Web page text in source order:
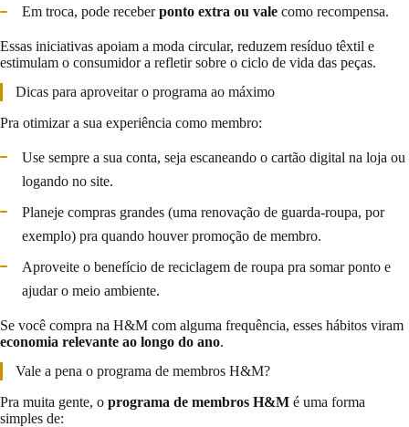
Em troca, pode receberponto extra ou vale como recompensa.
Essas iniciativas apoiam a moda circular, reduzem resíduo têxtil e
estimulam o consumidor a refletir sobre o ciclo de vida das peças.
Dicas para aproveitar o programa ao máximo
Pra otimizar a sua experiência como membro:
Use sempre a sua conta, seja escaneando o cartão digital na loja ou
logando no site.
Planeje compras grandes (uma renovação de guarda-roupa, por
exemplo) pra quando houver promoção de membro.
Aproveite o benefício de reciclagem de roupa pra somar ponto e
ajudar o meio ambiente.
Se você compra na H&M com alguma frequência, esses hábitos viram
economia relevante ao longo do ano.
Vale a pena o programa de membros H&M?
Pra muita gente, o programa de membros H&M é uma forma
simples de: